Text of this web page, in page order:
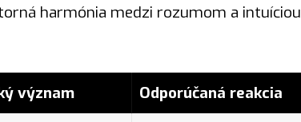
harmónia medzi rozumom a intuíciou
význam Odporúčaná reakcia